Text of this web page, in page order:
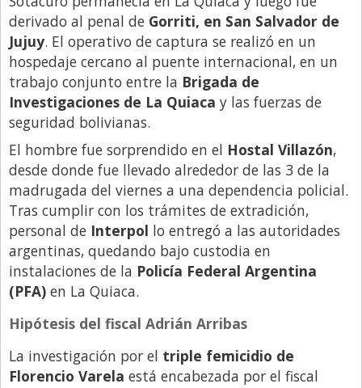
Santa Fe
Show Business
Sociedad
Tecnología
Tendencias
Viajes
derivado al penal de Gorriti, en San Salvador de
Jujuy. El operativo de captura se realizó en un
hospedaje cercano al puente internacional, en un
trabajo conjunto entre la Brigada de
Investigaciones de La Quiaca y las fuerzas de
seguridad bolivianas.
El hombre fue sorprendido en el Hostal Villazón,
desde donde fue llevado alrededor de las 3 de la
madrugada del viernes a una dependencia policial.
Tras cumplir con los trámites de extradición,
personal de Interpol lo entregó a las autoridades
argentinas, quedando bajo custodia en
instalaciones de la Policía Federal Argentina
(PFA) en La Quiaca.
Hipótesis del fiscal Adrián Arribas
La investigación por el triple femicidio de
Florencio Varela está encabezada por el fiscal